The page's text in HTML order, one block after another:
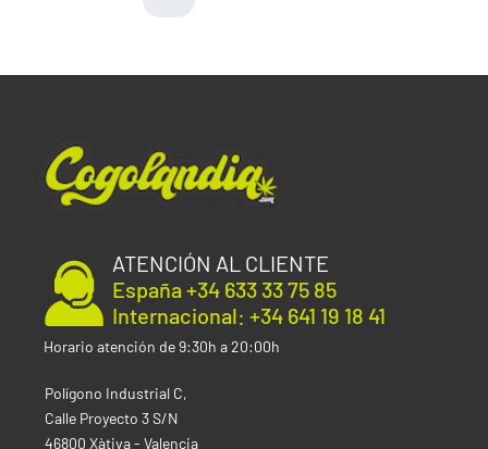
ATENCIÓN AL CLIENTE
España +34 633 33 75 85
Internacional: +34 641 19 18 41
Horario atención de 9:30h a 20:00h
Polígono Industrial C,
Calle Proyecto 3 S/N
46800 Xàtiva - Valencia